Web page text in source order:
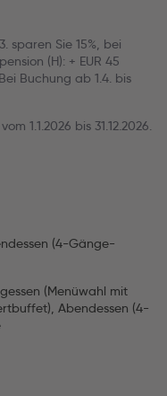
sparen Sie 15%, bei
(H): + EUR 45
Buchung ab 1.4. bis
1.1.2026 bis 31.12.2026.
(4-Gänge-
(Menüwahl mit
Abendessen (4-